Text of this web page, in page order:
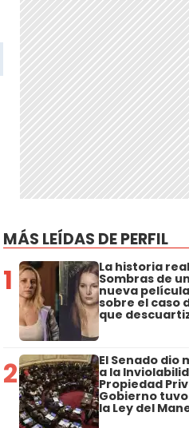
MÁS LEÍDAS DE PERFIL
1 La historia
Sombras de
nueva
sobre el caso
que
2 El Senado dio
a la
Propiedad
Gobierno
la Ley del